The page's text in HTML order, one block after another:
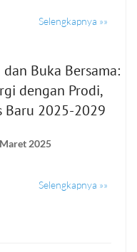
Selengkapnya »»
Buka Bersama:
dengan Prodi,
Baru 2025-2029
2025
Selengkapnya »»